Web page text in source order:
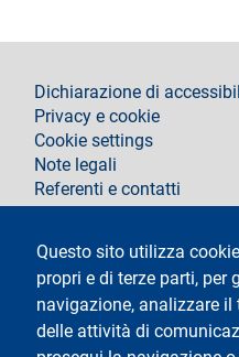
Questo sito utilizza
propri e di terze parti, per
navigazione, analizzare
delle attività di
footer
Dichiarazione di
Privacy e cookie
Cookie settings
Note legali
Referenti e contatti